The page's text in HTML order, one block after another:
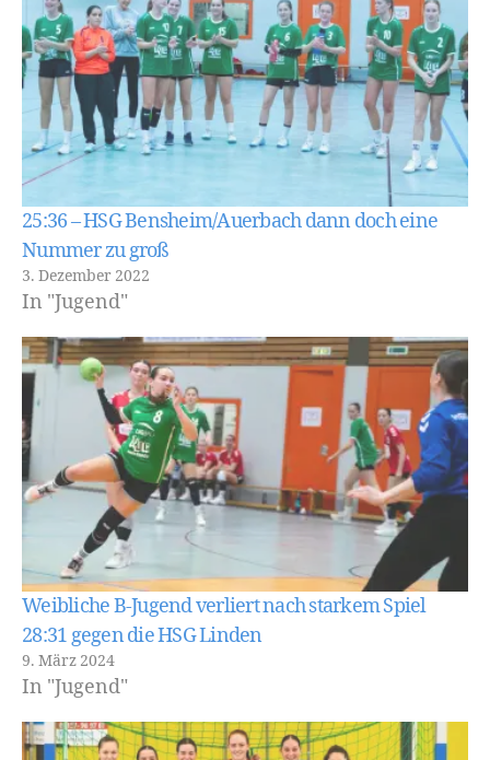
25:36 – HSG Bensheim/Auerbach dann doch eine
Nummer zu groß
3. Dezember 2022
In "Jugend"
Weibliche B-Jugend verliert nach starkem Spiel
28:31 gegen die HSG Linden
9. März 2024
In "Jugend"